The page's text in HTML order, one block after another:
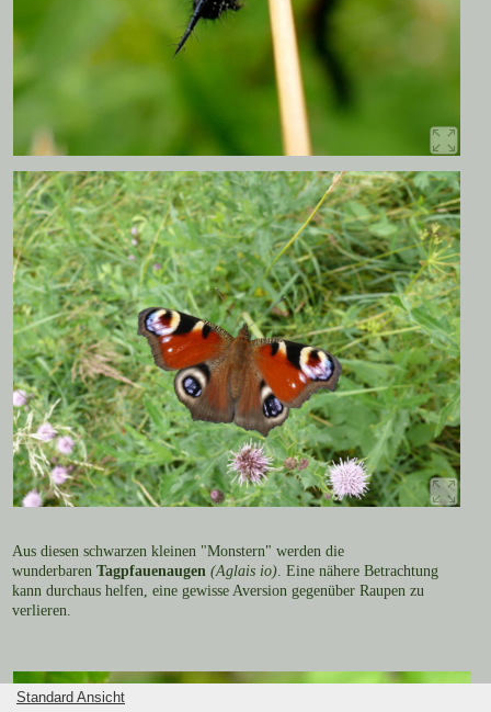
Aus diesen schwarzen kleinen "Monstern" werden die
wunderbaren Tagpfauenaugen (Aglais io). Eine nähere Betrachtung
kann durchaus helfen, eine gewisse Aversion gegenüber Raupen zu
verlieren.
Standard Ansicht